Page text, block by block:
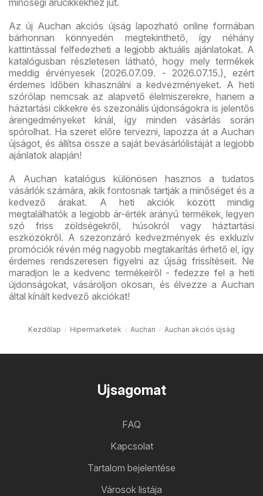
Az új Auchan akciós újság lapozható online formában
bárhonnan könnyedén megtekinthető, így néhány
kattintással felfedezheti a legjobb aktuális ajánlatokat. A
katalógusban részletesen látható, hogy mely termékek
meddig érvényesek (2026.07.09. - 2026.07.15.), ezért
érdemes időben kihasználni a kedvezményeket. A heti
szórólap nemcsak az alapvető élelmiszerekre, hanem a
háztartási cikkekre és szezonális újdonságokra is jelentős
árengedményeket kínál, így minden vásárlás során
spórolhat. Ha szeret előre tervezni, lapozza át a Auchan
újságot, és állítsa össze a saját bevásárlólistáját a legjobb
ajánlatok alapján!
A Auchan katalógus különösen hasznos a tudatos
vásárlók számára, akik fontosnak tartják a minőséget és a
kedvező árakat. A heti akciók között mindig
megtalálhatók a legjobb ár-érték arányú termékek, legyen
szó friss zöldségekről, húsokról vagy háztartási
eszközökről. A szezonzáró kedvezmények és exkluzív
promóciók révén még nagyobb megtakarítás érhető el, így
érdemes rendszeresen figyelni az újság frissítéseit. Ne
maradjon le a kedvenc termékeiről - fedezze fel a heti
újdonságokat, vásároljon okosan, és élvezze a Auchan
által kínált kedvező akciókat!
Kezdőlap Hipermarketek Auchan Auchan akciós újság
Ujsagomat
FAQ
Kapcsolat
Tartalom bejelentése
Városok listája